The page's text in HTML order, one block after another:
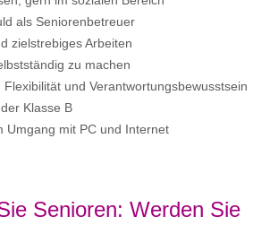
als Seniorenbetreuer
zielstrebiges Arbeiten
zu machen
und Verantwortungsbewusstsein
Klasse B
Umgang mit PC und Internet
Senioren: Werden Sie